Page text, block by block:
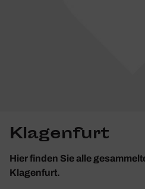
Klagenfurt
Hier finden Sie alle
Klagenfurt.